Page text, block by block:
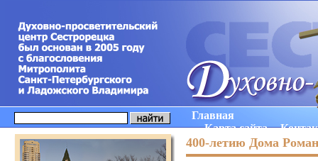
Главная
Карта сайта
400-летию Дома